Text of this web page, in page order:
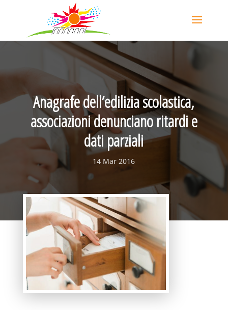
Anagrafe dell’edilizia scolastica,
associazioni denunciano ritardi e
dati parziali
14 Mar 2016